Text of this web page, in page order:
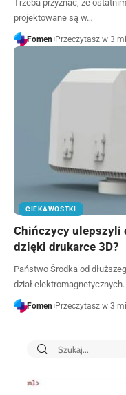
Trzeba przyznać, że
projektowane są w…
Fomen Przeczytasz w 3
CIEKAWOSTKI
Chińczycy ulepszyli
dzięki drukarce 3D?
Państwo Środka od
dział
Fomen Przeczytasz w 3